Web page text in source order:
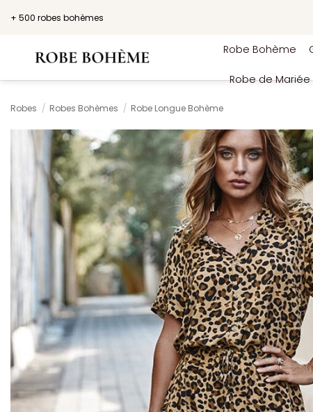
+ 500 robes bohèmes
Robe Bohème
Robe de
Robes / Robes Bohèmes / Robe Longue Bohème